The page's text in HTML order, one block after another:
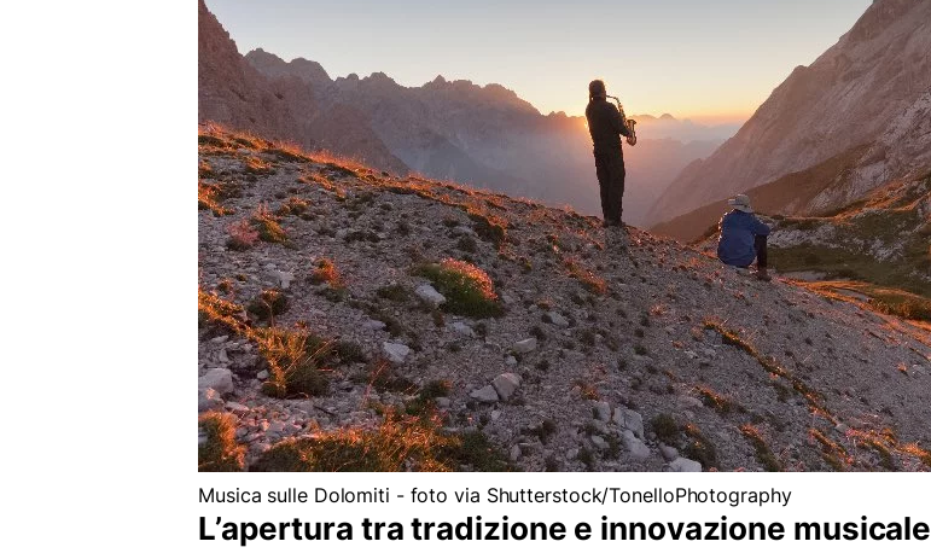
Musica sulle Dolomiti - foto via Shutterstock/TonelloPhotography
L’apertura tra tradizione e innovazione musicale